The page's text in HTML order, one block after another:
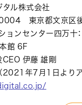
タル株式会社
0004 東京都文京区
ョンセンター四万
館 6F
CEO 伊藤 雄剛
2021年7月1日より